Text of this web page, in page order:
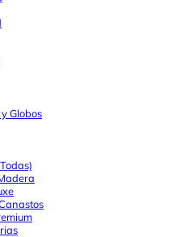
Globos